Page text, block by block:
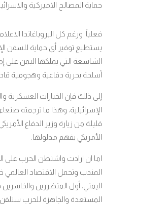
حماية المصالح الاميركية
فعلياً ورغم كل البروباغاندا
يستطيع توفير أي حماية للسفن
الشاسعة التي يملكها اليمن على
أسلحة بحرية دفاعية وهجومية
إلى ذلك فإن الخيارات العسكرية
الإسرائيلية، وهذا ما ترجمته
قليلة من زيارة وزير الدفاع
الأمريكي يفهم مدلولها.
اما ان ارادت واشنطن الحرب على
المندب وتحمل الاقتصاد
اليمني، أول المتضررين
المستعدة والجاهزة للحرب ستلقن